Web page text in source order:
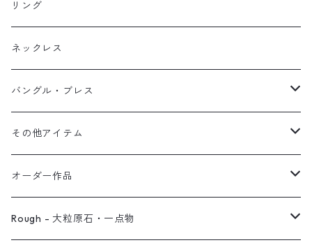
イヤリング
リング
ブレス
オブジェ
イヤーカフ
フック・ぶら下がり
フープ
原石イヤーカフ
植物イヤーカフ
ぶら下がりイヤーカフ
2連イヤーカフ
イヤリング対応
ノンホールピアス
リング
ネックレス
バングル・ブレス
ブレスレット
バングル
その他アイテム
ブローチ
ヘアアクセサリー
オーダー作品
リング
Rough - 大粒原石・一点物